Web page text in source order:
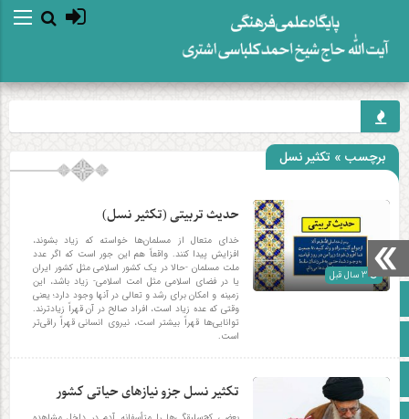
صفحه نخست
اینستاگرام
برچسب » تکثیر نسل
3 سال قبل
حدیث تربیتی (تکثیر نسل)
خدای متعال از مسلمان‌ها خواسته که زیاد بشوند،
افزایش پیدا کنند. واقعاً هم این جور است که اگر عدد
ملت مسلمان -حالا در یک کشور اسلامی مثل کشور ایران
یا در فضای اسلامی مثل امت اسلامی- زیاد باشد، این
زمینه و امکان برای رشد و تعالی در آنها وجود دارد؛ یعنی
وقتی که عده زیاد است، افراد صالح در آن قهراً زیادترند.
توانایی‌ها قهراً بیشتر است، نیروی انسانی قهراً راقی‌تر
است.
تکثیر نسل جزو نیازهای حیاتی کشور